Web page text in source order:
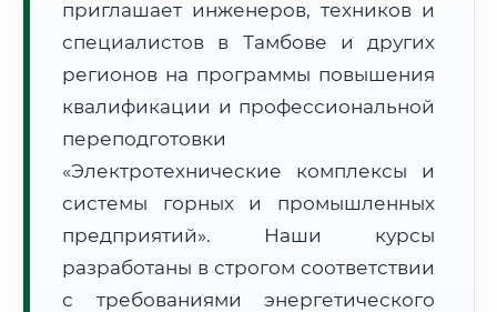
• Маршрут транзита:~2 691 км
📜 Документы и аккредитация ФИС ФРДО
приглашает инженеров, техников и
специалистов в Тамбове и других
регионов на программы повышения
квалификации и профессиональной
переподготовки
«Электротехнические комплексы и
системы горных и промышленных
предприятий». Наши курсы
разработаны в строгом соответствии
с требованиями энергетического